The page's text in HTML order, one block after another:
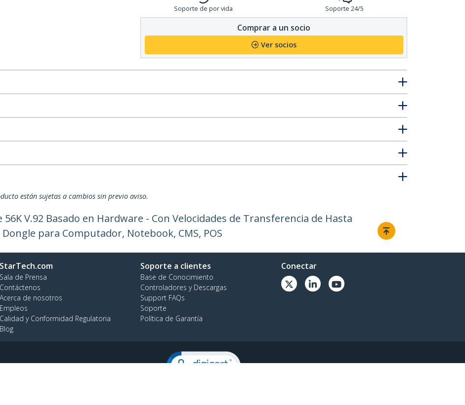
Soporte de por vida Soporte 24/5
Comprar a un socio
Ver socios
están sujetas a cambios sin previo aviso.
56K V.92 Basado en Hardware - Con Velocidades de Transferencia de Hasta
para Computador, Notebook, CMS, POS
StarTech.com
Sala de Prensa
Contáctenos
Acerca de nosotros
Empleos
Calidad y Conformidad Regulatoria
Blog
Soporte a clientes
Base de Conocimiento
Controladores y Descargas
Support FAQs
Soporte
Política de Garantía
Conectar
Teléfono:+56 2 2393 7490